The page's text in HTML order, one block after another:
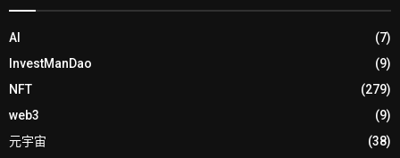
AI
(7)
InvestManDao
(9)
NFT
(279)
web3
(9)
元宇宙
(38)